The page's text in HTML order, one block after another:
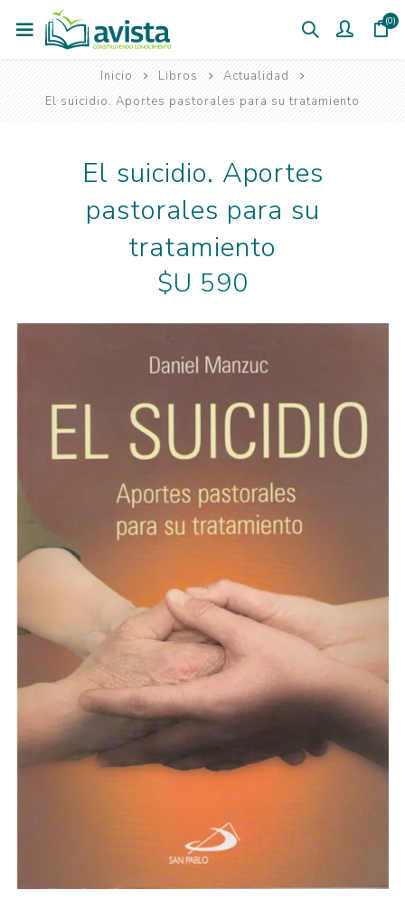
(0)
Inicio Libros
Actualidad
El suicidio. Aportes pastorales para su tratamiento
El suicidio. Aportes
pastorales para su
tratamiento
$U 590